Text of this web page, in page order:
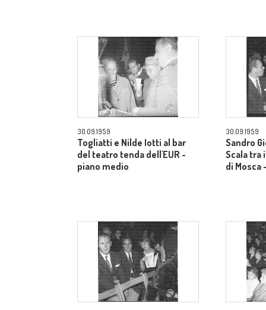
30.09.1959
Togliatti e Nilde Iotti al bar
del teatro tenda dell'EUR -
piano medio
30.09.1959
Sandro
Scala tra
di Mosca